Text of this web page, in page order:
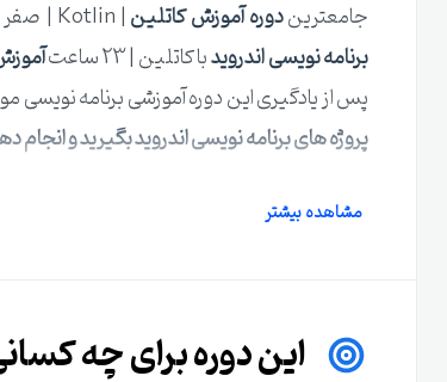
جامعتریندوره آموزش کاتلین | Kotlin | صفر تا صد |
برنامه نویسی اندرویدبا کاتلین | 23 ساعت
پس از یادگیری این دوره آموزشی برنامه نویسی
پروژه های برنامه نویسی اندروید بگیرید و انجام
در این دوره آموزشی بصورت تئوری و عملی با
مشاهده بیشتر
این دوره برای چه